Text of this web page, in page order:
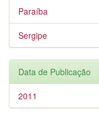
Paraíba
Sergipe
Data de Publicação
2011